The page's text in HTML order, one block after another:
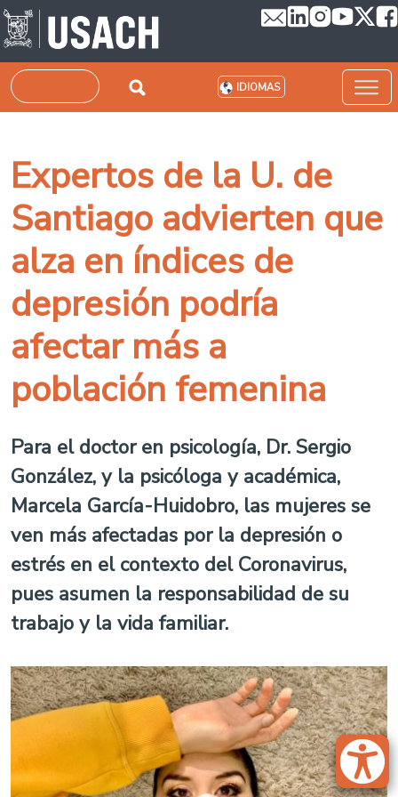
Pasar al contenido principal
Buscar IDIOMAS
Expertos de la U. de
Santiago advierten que
alza en índices de
depresión podría
afectar más a
población femenina
Para el doctor en psicología, Dr. Sergio
González, y la psicóloga y académica,
Marcela García-Huidobro, las mujeres se
ven más afectadas por la depresión o
estrés en el contexto del Coronavirus,
pues asumen la responsabilidad de su
trabajo y la vida familiar.